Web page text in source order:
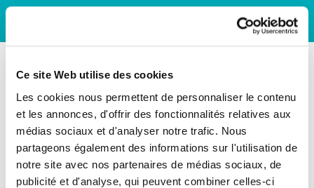
Ce site Web utilise des cookies
Les cookies nous permettent de personnaliser le contenu
et les annonces, d'offrir des fonctionnalités relatives aux
médias sociaux et d'analyser notre trafic. Nous
partageons également des informations sur l'utilisation de
notre site avec nos partenaires de médias sociaux, de
publicité et d'analyse, qui peuvent combiner celles-ci